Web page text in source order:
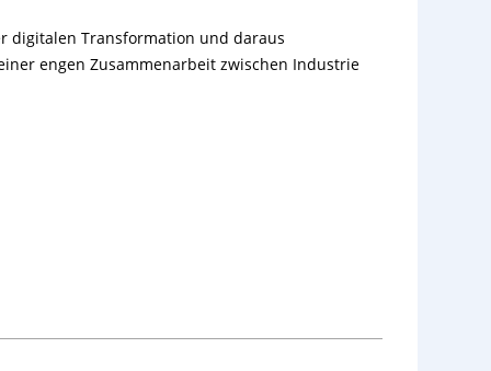
digitalen Transformation und daraus
engen Zusammenarbeit zwischen Industrie